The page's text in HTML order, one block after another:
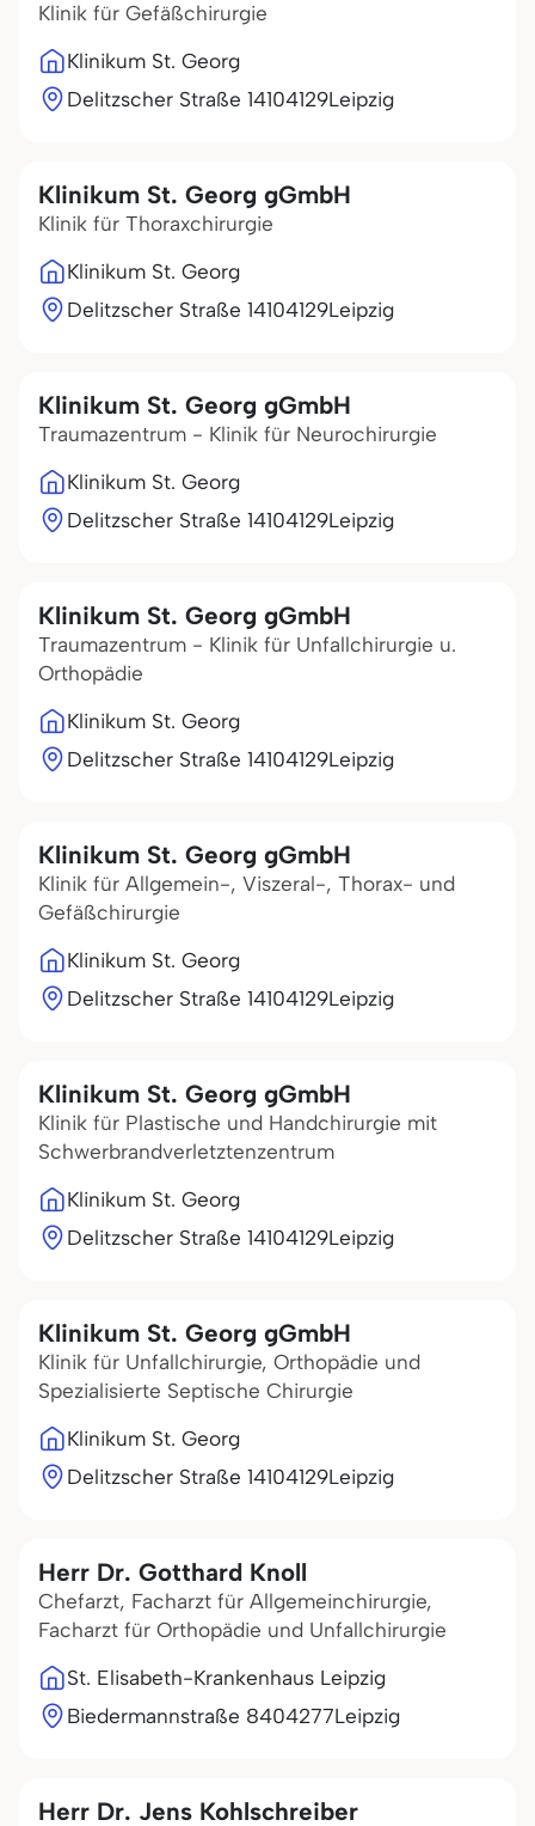
Klinik für Gefäßchirurgie
Klinikum St. Georg
Delitzscher Straße 14104129Leipzig
Klinikum St. Georg gGmbH
Klinik für Thoraxchirurgie
Klinikum St. Georg
Delitzscher Straße 14104129Leipzig
Klinikum St. Georg gGmbH
Traumazentrum - Klinik für Neurochirurgie
Klinikum St. Georg
Delitzscher Straße 14104129Leipzig
Klinikum St. Georg gGmbH
Traumazentrum - Klinik für Unfallchirurgie u.
Orthopädie
Klinikum St. Georg
Delitzscher Straße 14104129Leipzig
Klinikum St. Georg gGmbH
Klinik für Allgemein-, Viszeral-, Thorax- und
Gefäßchirurgie
Klinikum St. Georg
Delitzscher Straße 14104129Leipzig
Klinikum St. Georg gGmbH
Klinik für Plastische und Handchirurgie mit
Schwerbrandverletztenzentrum
Klinikum St. Georg
Delitzscher Straße 14104129Leipzig
Klinikum St. Georg gGmbH
Klinik für Unfallchirurgie, Orthopädie und
Spezialisierte Septische Chirurgie
Klinikum St. Georg
Delitzscher Straße 14104129Leipzig
Herr Dr. Gotthard Knoll
Chefarzt, Facharzt für Allgemeinchirurgie,
Facharzt für Orthopädie und Unfallchirurgie
St. Elisabeth-Krankenhaus Leipzig
Biedermannstraße 8404277Leipzig
Herr Dr. Jens Kohlschreiber